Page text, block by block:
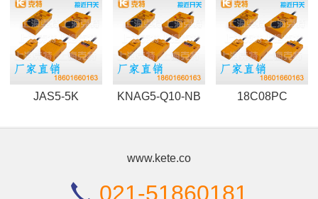
JAS5-5K KNAG5-Q10-NB 18C08PC
www.kete.co
021-51860181